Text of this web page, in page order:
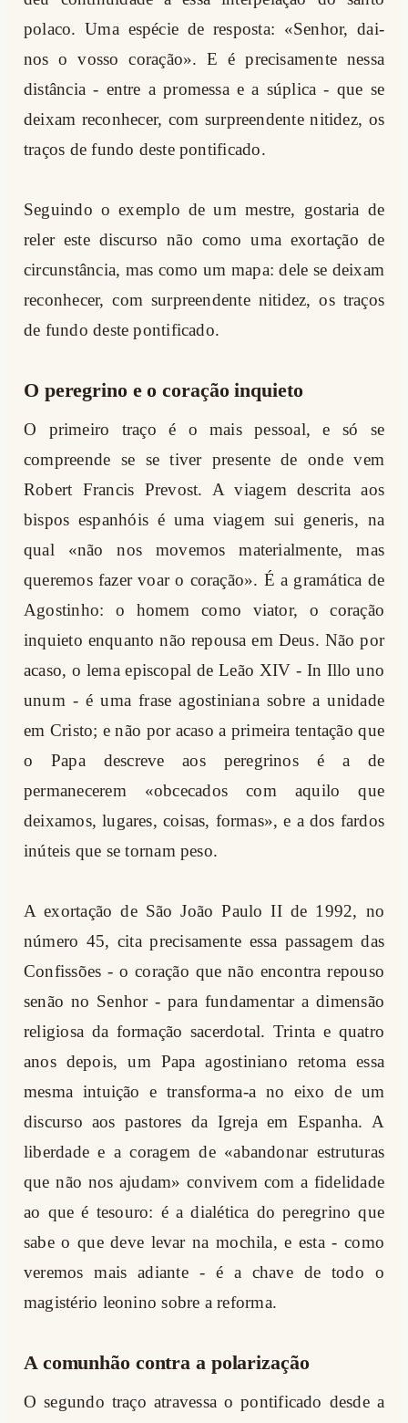
polaco. Uma espécie de resposta: «Senhor, dai-
nos o vosso coração». E é precisamente nessa
distância - entre a promessa e a súplica - que se
deixam reconhecer, com surpreendente nitidez, os
traços de fundo deste pontificado.
Seguindo o exemplo de um mestre, gostaria de
reler este discurso não como uma exortação de
circunstância, mas como um mapa: dele se deixam
reconhecer, com surpreendente nitidez, os traços
de fundo deste pontificado.
O peregrino e o coração inquieto
O primeiro traço é o mais pessoal, e só se
compreende se se tiver presente de onde vem
Robert Francis Prevost. A viagem descrita aos
bispos espanhóis é uma viagem sui generis, na
qual «não nos movemos materialmente, mas
queremos fazer voar o coração». É a gramática de
Agostinho: o homem como viator, o coração
inquieto enquanto não repousa em Deus. Não por
acaso, o lema episcopal de Leão XIV - In Illo uno
unum - é uma frase agostiniana sobre a unidade
em Cristo; e não por acaso a primeira tentação que
o Papa descreve aos peregrinos é a de
permanecerem «obcecados com aquilo que
deixamos, lugares, coisas, formas», e a dos fardos
inúteis que se tornam peso.
A exortação de São João Paulo II de 1992, no
número 45, cita precisamente essa passagem das
Confissões - o coração que não encontra repouso
senão no Senhor - para fundamentar a dimensão
religiosa da formação sacerdotal. Trinta e quatro
anos depois, um Papa agostiniano retoma essa
mesma intuição e transforma-a no eixo de um
discurso aos pastores da Igreja em Espanha. A
liberdade e a coragem de «abandonar estruturas
que não nos ajudam» convivem com a fidelidade
ao que é tesouro: é a dialética do peregrino que
sabe o que deve levar na mochila, e esta - como
veremos mais adiante - é a chave de todo o
magistério leonino sobre a reforma.
A comunhão contra a polarização
O segundo traço atravessa o pontificado desde a